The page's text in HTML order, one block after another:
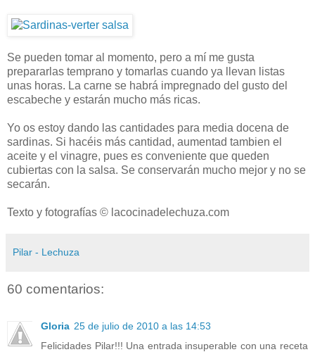
Se pueden tomar al momento, pero a mí me gusta
prepararlas temprano y tomarlas cuando ya llevan listas
unas horas. La carne se habrá impregnado del gusto del
escabeche y estarán mucho más ricas.
Yo os estoy dando las cantidades para media docena de
sardinas. Si hacéis más cantidad, aumentad tambien el
aceite y el vinagre, pues es conveniente que queden
cubiertas con la salsa. Se conservarán mucho mejor y no se
secarán.
Texto y fotografías © lacocinadelechuza.com
Pilar - Lechuza
60 comentarios:
Gloria 25 de julio de 2010 a las 14:53
Felicidades Pilar!!! Una entrada insuperable con una receta